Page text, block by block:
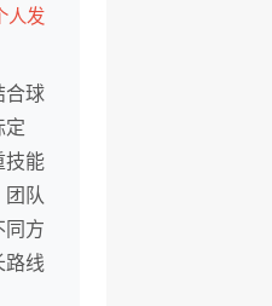
人发
合球
定
技能
队
方
路线